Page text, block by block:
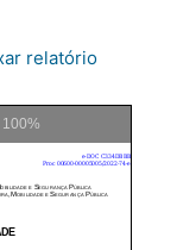
relatório
100%